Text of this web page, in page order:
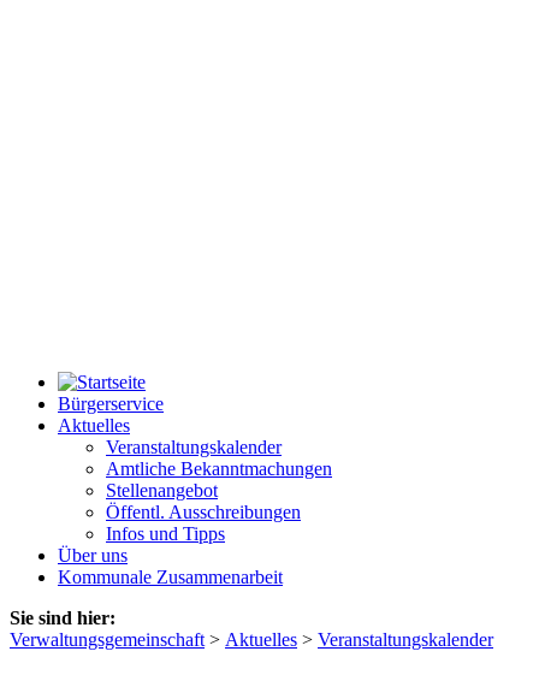
Bürgerservice
Aktuelles
Veranstaltungskalender
Amtliche Bekanntmachungen
Stellenangebot
Öffentl. Ausschreibungen
Infos und Tipps
Über uns
Kommunale Zusammenarbeit
Sie sind hier:
Verwaltungsgemeinschaft > Aktuelles > Veranstaltungskalender